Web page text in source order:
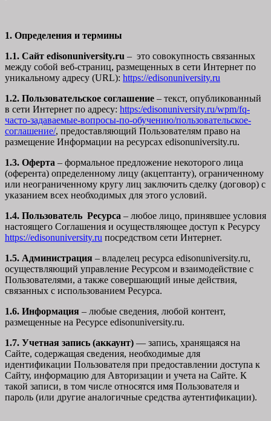
1. Определения и термины
1.1. Сайт edisonuniversity.ru – это совокупность связанных
между собой веб-страниц, размещенных в сети Интернет по
уникальному адресу (URL): https://edisonuniversity.ru
1.2. Пользовательское соглашение – текст, опубликованный
в сети Интернет по адресу: https:/edisonuniversity.ru/wpm/fq-
часто-задаваемые-вопросы-по-обучению/пользовательское-
соглашение/, предоставляющий Пользователям право на
размещение Информации на ресурсах edisonuniversity.ru.
1.3. Оферта – формальное предложение некоторого лица
(оферента) определенному лицу (акцептанту), ограниченному
или неограниченному кругу лиц заключить сделку (договор) с
указанием всех необходимых для этого условий.
1.4. Пользователь Ресурса – любое лицо, принявшее условия
настоящего Соглашения и осуществляющее доступ к Ресурсу
https://edisonuniversity.ru посредством сети Интернет.
1.5. Администрация – владелец ресурса edisonuniversity.ru,
осуществляющий управление Ресурсом и взаимодействие с
Пользователями, а также совершающий иные действия,
связанных с использованием Ресурса.
1.6. Информация – любые сведения, любой контент,
размещенные на Ресурсе edisonuniversity.ru.
1.7. Учетная запись (аккаунт) — запись, хранящаяся на
Сайте, содержащая сведения, необходимые для
идентификации Пользователя при предоставлении доступа к
Сайту, информацию для Авторизации и учета на Сайте. К
такой записи, в том числе относятся имя Пользователя и
пароль (или другие аналогичные средства аутентификации).